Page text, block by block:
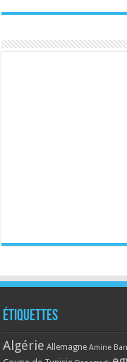
Étiquettes
Algérie Allemagne Amine